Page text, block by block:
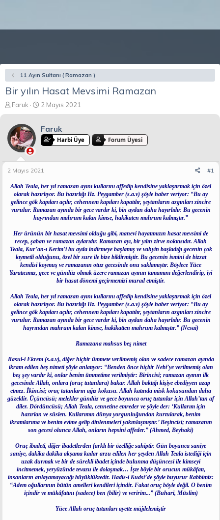
11 Ayın Sultanı ( Ramazan )
Bir yılın Hasat Mevsimi Ramazan
K
o
b
u
y
a
ş
a
t
Faruk
B
a
l
a
n
ç
t
a
r
i
h
2 Mayıs 2021
Faruk
Harbi Üye Forum Üyesi
2 Mayıs 2021 #1
Allah Teala, her yıl ramazan ayını kullarını affedip kendisine yaklaştırmak için özel
olarak hazırlıyor. Bu hazırlığı Hz. Peygamber (s.a.v) şöyle haber veriyor: “Bu ay
gelince gök kapıları açılır, cehennem kapıları kapatılır, şeytanların azgınları zincire
vurulur. Ramazan ayında bir gece vardır ki, bin aydan daha hayırlıdır. Bu gecenin
hayrından mahrum kalan kimse, hakikaten mahrum kalmıştır.”
Her ürünün bir hasat mevsimi olduğu gibi, manevi hayatımızın hasat mevsimi de
recep, şaban ve ramazan aylarıdır. Ramazan ayı, bir yılın zirve noktasıdır. Allah
Teala, Kur’an-ı Kerim’i bu ayda indirmeye başlamış ve vahyin başladığı gecenin çok
kıymetli olduğunu, özel bir sure ile bize bildirmiştir. Bu gecenin ismini de bizzat
kendisi koymuş ve ramazanın otuz gecesinde onu saklamıştır. Böylece Yüce
Yaratıcımız, gece ve gündüz olmak üzere ramazan ayının tamamını değerlendirip, iyi
bir hasat dönemi geçirmemizi murad etmiştir.
Allah Teala, her yıl ramazan ayını kullarını affedip kendisine yaklaştırmak için özel
olarak hazırlıyor. Bu hazırlığı Hz. Peygamber (s.a.v) şöyle haber veriyor: “Bu ay
gelince gök kapıları açılır, cehennem kapıları kapatılır, şeytanların azgınları zincire
vurulur. Ramazan ayında bir gece vardır ki, bin aydan daha hayırlıdır. Bu gecenin
hayrından mahrum kalan kimse, hakikatten mahrum kalmıştır.” (Nesai)
Ramazana mahsus beş nimet
Rasul-i Ekrem (s.a.v), diğer hiçbir ümmete verilmemiş olan ve sadece ramazan ayında
ikram edilen beş nimeti şöyle anlatıyor: “Benden önce hiçbir Nebi’ye verilmemiş olan
beş şey vardır ki, onlar benim ümmetime verilmiştir: Birincisi; ramazan ayının ilk
gecesinde Allah, onlara (oruç tutanlara) bakar. Allah baktığı kişiye ebediyyen azap
etmez. İkincisi; oruç tutanların ağız kokusu. Allah katında misk kokusundan daha
güzeldir. Üçüncüsü; melekler gündüz ve gece boyunca oruç tutanlar için Allah’tan af
diler. Dördüncüsü; Allah Teala, cennetine emreder ve şöyle der: ‘Kullarım için
hazırlan ve süslen. Kullarımın dünya yorgunluğundan kurtularak, benim
ikramlarıma ve benim evime gelip dinlenmeleri yakınlaşmıştır.’ Beşincisi; ramazanın
son gecesi olunca Allah, onların hepsini affeder.” (Ahmed, Beyhaki)
Oruç ibadeti, diğer ibadetlerden farklı bir özelliğe sahiptir. Gün boyunca saniye
saniye, dakika dakika akşama kadar arzu edilen her şeyden Allah Teala istediği için
uzak durmak ve bir de sürekli ibadet içinde bulunma düşüncesi ile kimseyi
incitmemek, yeryüzünde tevazu ile dolaşmak… İşte böyle bir orucun mükâfatı,
insanların anlayamayacağı büyüklüktedir. Hadis-i Kudsi’de şöyle buyurur Rabbimiz:
“Adem oğullarının bütün amelleri kendileri içindir. Fakat oruç böyle değil. O benim
içindir ve mükâfatını (sadece) ben (bilir) ve veririm...” (Buhari, Müslim)
Yüce Allah oruç tutanları ayette müjdelemiştir